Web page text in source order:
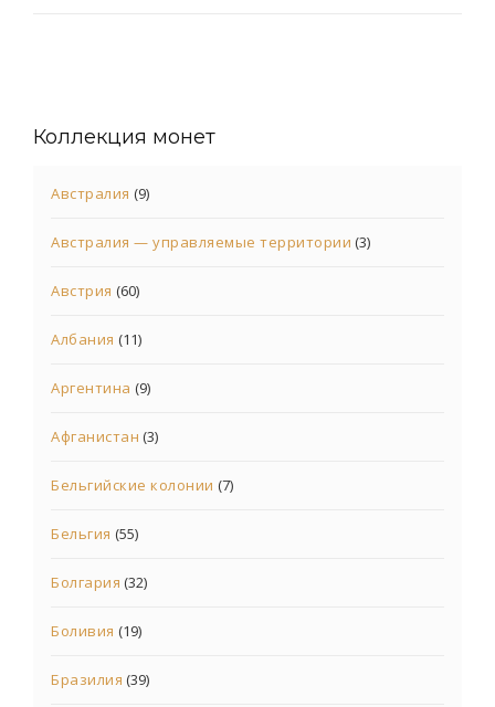
Коллекция монет
Австралия (9)
Австралия — управляемые территории (3)
Австрия (60)
Албания (11)
Аргентина (9)
Афганистан (3)
Бельгийские колонии (7)
Бельгия (55)
Болгария (32)
Боливия (19)
Бразилия (39)